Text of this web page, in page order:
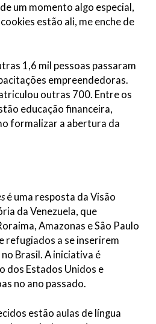
um momento algo especial,
estão ali, me enche de
1,6 mil pessoas passaram
empreendedoras.
outras 700. Entre os
educação financeira,
formalizar a abertura da
é uma resposta da Visão
da Venezuela, que
Amazonas e São Paulo
refugiados a se inserirem
Brasil. A iniciativa é
dos Estados Unidos e
no ano passado.
estão aulas de língua